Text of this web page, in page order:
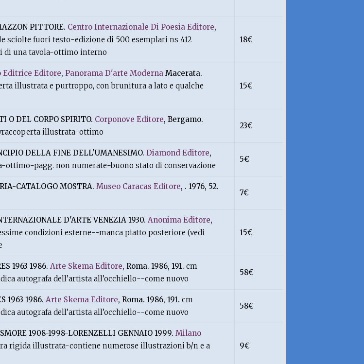
PITTORE. Centro Internazionale Di Poesia Editore,
sciolte fuori testo-edizione di 500 esemplari ns 412
di una tavola-ottimo interno
18€
Editrice Editore, Panorama D'arte Moderna Macerata.
illustrata e purtroppo, con brunitura a lato e qualche
15€
O DEL CORPO SPIRITO. Corponove Editore, Bergamo.
illustrata-ottimo
23€
DELLA FINE DELL'UMANESIMO. Diamond Editore,
ottimo-pagg. non numerate-buono stato di conservazione
5€
CATALOGO MOSTRA. Museo Caracas Editore, . 1976, 52.
7€
D'ARTE VENEZIA 1930. Anonima Editore,
condizioni esterne--manca piatto posteriore (vedi
15€
1963 1986. Arte Skema Editore, Roma. 1986, 191. cm
autografa dell’artista all’occhiello--come nuovo
58€
1963 1986. Arte Skema Editore, Roma. 1986, 191. cm
autografa dell’artista all’occhiello--come nuovo
58€
1908-1998-LORENZELLI GENNAIO 1999. Milano
rigida illustrata-contiene numerose illustrazioni b/n e a
9€